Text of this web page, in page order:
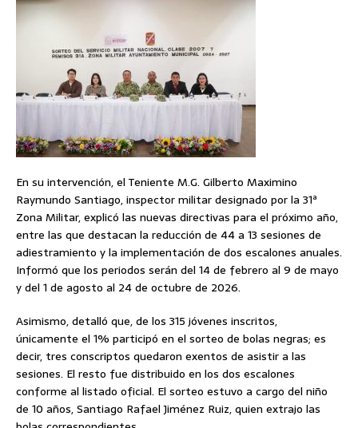
En su intervención, el Teniente M.G. Gilberto Maximino
Raymundo Santiago, inspector militar designado por la 31ª
Zona Militar, explicó las nuevas directivas para el próximo año,
entre las que destacan la reducción de 44 a 13 sesiones de
adiestramiento y la implementación de dos escalones anuales.
Informó que los periodos serán del 14 de febrero al 9 de mayo
y del 1 de agosto al 24 de octubre de 2026.
Asimismo, detalló que, de los 315 jóvenes inscritos,
únicamente el 1% participó en el sorteo de bolas negras; es
decir, tres conscriptos quedaron exentos de asistir a las
sesiones. El resto fue distribuido en los dos escalones
conforme al listado oficial. El sorteo estuvo a cargo del niño
de 10 años, Santiago Rafael Jiménez Ruiz, quien extrajo las